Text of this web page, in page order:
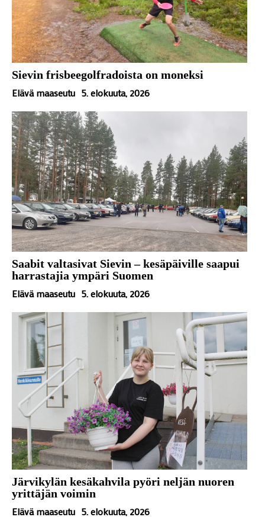
Sievin frisbeegolfradoista on moneksi
Elävä maaseutu 5. elokuuta, 2026
Saabit valtasivat Sievin – kesäpäiville saapui
harrastajia ympäri Suomen
Elävä maaseutu 5. elokuuta, 2026
Järvikylän kesäkahvila pyöri neljän nuoren
yrittäjän voimin
Elävä maaseutu 5. elokuuta, 2026